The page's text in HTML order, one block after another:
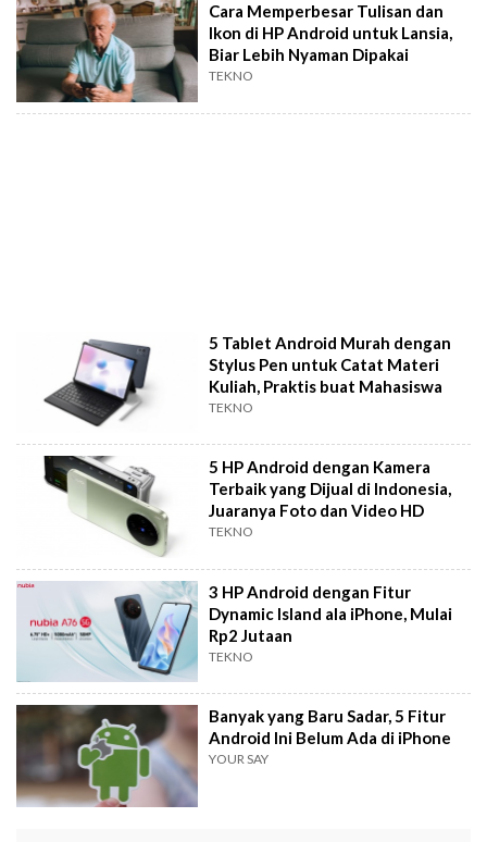
Cara Memperbesar Tulisan dan
Ikon di HP Android untuk Lansia,
Biar Lebih Nyaman Dipakai
TEKNO
5 Tablet Android Murah dengan
Stylus Pen untuk Catat Materi
Kuliah, Praktis buat Mahasiswa
TEKNO
5 HP Android dengan Kamera
Terbaik yang Dijual di Indonesia,
Juaranya Foto dan Video HD
TEKNO
3 HP Android dengan Fitur
Dynamic Island ala iPhone, Mulai
Rp2 Jutaan
TEKNO
Banyak yang Baru Sadar, 5 Fitur
Android Ini Belum Ada di iPhone
YOUR SAY